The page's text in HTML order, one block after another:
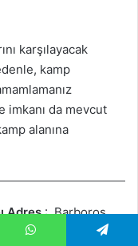
karşılayacak
kamp
imkanı da mevcut
alanına
Adres: Barboros,
15300